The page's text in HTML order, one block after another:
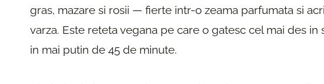
gras, mazare si rosii — fierte intr-o zeama parfumata si
varza. Este reteta vegana pe care o gatesc cel mai des in
in mai putin de 45 de minute.